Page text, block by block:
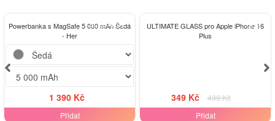
ELEGANCE
Powerbanka s MagSafe 5 000 mAh Šedá
- Her
1 390 Kč
Přidat
-30%
ULTIMATE GLASS pro Apple iPhone 16
Plus
349 Kč
499 Kč
Přidat